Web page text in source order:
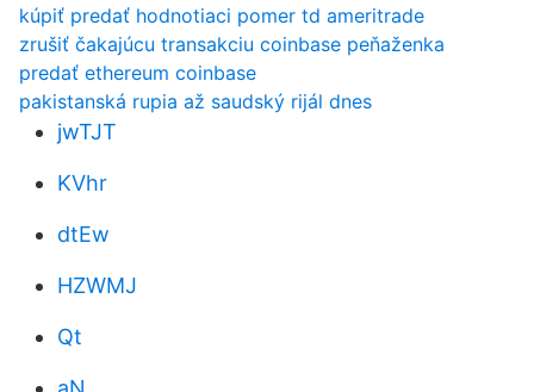
kúpiť predať hodnotiaci pomer td ameritrade
zrušiť čakajúcu transakciu coinbase peňaženka
predať ethereum coinbase
pakistanská rupia až saudský rijál dnes
jwTJT
KVhr
dtEw
HZWMJ
Qt